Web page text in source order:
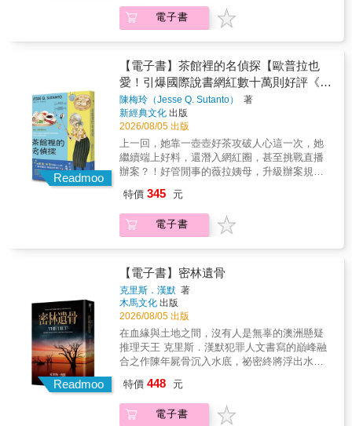
拉以各種茶葉、中華料理款待他們，以為即將
揭開凶手真面目，卻因此與這些嫌犯發展美妙
情誼。事情一發不可收拾……印尼華裔作家陳
梅玲，融合推理懸疑與喜劇，以爆笑筆觸刻劃
愛管閒事、碎嘴卻可愛的主角薇拉。從唐人街
的茶香，到女人們互相扶持的情誼，一起命案
帶出溫馨人情～❥國際媒體盛讚陳梅玲擅長以
充滿溫情的筆觸諷刺，在這部引人入勝的懸疑
小說中，流露出真摯的幽默與歡樂。──《華盛
頓郵報》充滿溫情與幽默的懸疑小說，詳盡描
寫茶飲與料理。──《圖書館雜誌》星級評論完
美融合愛管閒事的角色、謀殺與類家庭題材。
備的盛宴，生動的感官描寫提升了本書的療癒
魅力。──《科克斯書評》無論陳梅玲寫什麼，
都飽含熱情與真心。──《雅加達郵報》❥名家
謎團，愉快、扣人心弦、讓人放聲大笑。我一
翻開就停不下來！」──Jenny L. Howe，《The
Make-Up Test》作者♥「大師級的懸疑傑作，
簡直是我此生最愛的小說之一，宛如《鋒迴路
轉》遇上《房間裡的陌生人》。」──May
Cobb，《My Summer Darlings》作者♥「A+，
無可挑剔。」──Lauren Ho，《Last Tang
Standing》作者♥「我愛死這本書了，愛死充滿
鬥志的薇拉！陳梅玲再次帶來笑到流淚的荒唐
──Lynn Painter，《The Love Wager》作者
瑟，不能透露我的初戀男友被求處無期徒刑不
得假釋以後就被關在瑞克高戒護管理監獄。 還
有，讓他坐牢的就是我本人。 亞馬遜網站讀者
★★★★★好評不斷！ 就在你自以為知道一切
的時候，劇情持續翻轉，真相大白的那一刻，
殺得你措手不及，下巴掉下來！ 令人完全無法
釋手，希望作者寫書的速度就跟我大快朵頤的
速度一樣快！ 從頭到尾百轉千迴，讓我又驚喜
又嚇出一身冷汗！ 提醒你：這本書一打開就放
不下來了！ 哇！哇！哇！哇！哇！我最愛的作
家，芙麗達．麥法登從來不會令人失望，又推
出了一部精采巨作！ 結局讓我整個人嚇呆了。
抓住讀者的心，充滿懸疑轉折，還有絕對會讓
人瞠目結舌的結局。對自己好一點，一定要看
這本書！ 我今天早上九點買了這本書
&hellip;&hellip;剛完食！下午六點
精采至極的轉折！ 我得事先警告你，要是一打
開書，就絕對停不下來了，又得給這位作者一
次五星推薦！ 我喜歡監獄小說，這部作品完全
就是我的菜！ 這部小說，絕對讓你激動爆棚！
推理評論人 B編／編笑編哭經營者 蘇瑩文／譯
者 歐娜／Podcaster──激動推薦 & ★攻占《紐
★Goodreads閱讀網2023年度最受歡迎推理小
說決選 ★影視金獎製作團隊熱烈改編中 & 家事
服務做得好， 就能一再遇上「見鬼的」好老
闆！ & 米莉，再度上工，這回絕對要保住頂層
豪華公寓的優質工作 溫蒂，弱氣優雅貴婦，加
分點：不囉嗦的女主人 道格拉斯，霸氣男主
人，加100分點：薪水豐厚 & 道格拉斯‧蓋瑞克
先生的豪景頂層公寓位在市中心，他重金聘請
米莉協助料理家務，因為蓋瑞克太太，溫蒂生
了重病，不希望被打擾。而且這項工作只有唯
己可以勝任這份工作，畢竟什麼風風雨雨她都
見識過了。只是當門後傳來哭泣嗚咽；洗衣時
出現沾染血色痕跡的女性睡衣；以及溫蒂身上
了，她必須打破「旁觀者效應」這個劣質現
象。 & 這天，她輕輕敲了門，印入眼簾的事物
讓一切都改變了── & 歡迎再度挑戰「猜不透多
角敘事謎團」! & 正義傻妹米莉直擊富豪人家勾
心鬥角殺伐亂局，選擇：戰或逃？ 這一回合
「弒情」能如她所願嗎？ & & ｛旁 觀 者 效
應｝這個社會心理現象指的是當旁觀者越多，
電子書
Readmoo
【電子書】茶館裡的名偵探【歐普拉也
愛！引爆國際說書網紅數十萬則好評《茶
館裡的嫌疑人》續作】
陳梅玲（Jesse Q. Sutanto）
著
新經典文化 出版
2026/08/05 出版
上一回，她靠一壺壺好茶攻破人心這一次，她
繼續端上好料，還潛入網紅圈，甚至挑戰直播
辦案？！好管閒事的薇拉姨母，升級辦案規
登場！這次薇拉面對的是更危險的犯罪組織，
她得自製防身工具，戰鬥力破表的她，學會掌
握流量密碼、深入線上社群，號召網友作夥破
圈人人讚不絕口★華納影業 × 歐普拉影視版權
開發中★推書手L、余小芳、畫說有一天、Alice
閱讀手繪札記 好評推薦💡薇拉等待已久的新案
到手，這次除了名茶、好料，她還有新招：1.
帶著什錦海鮮炒麵和三杯雞去警局，讓一群警
察從此把她當自己人。2. 泡上一壺玫瑰花茶給
年輕女子米莉，讓她開始想家，向薇拉說出移
民歷程。（嫌疑人1號）3. 塞一碗熱騰騰的排骨
湯給網紅艾姆絲，喝下之後不自覺放鬆招認身
的提傑，光從吃相就能看出他將說出真話。
特價 345 元
電子書
Readmoo
【電子書】密林遺骨
克里斯．漢默 著
木馬文化 出版
2026/08/05 出版
在血緣與土地之間，沒有人是無辜的澳洲懸疑
推理天王 克里斯．漢默犯罪人文書寫的巔峰融
合之作陳年屍骨沉入水底，祕密終將浮出水面
報》年度犯罪選書★榮獲澳洲「矚目圖書獎」
（Notable Book Awards）、雪梨犯罪作家節
「危險獎」（Danger Prize）★入圍澳洲圖書產
特價 448 元
電子書